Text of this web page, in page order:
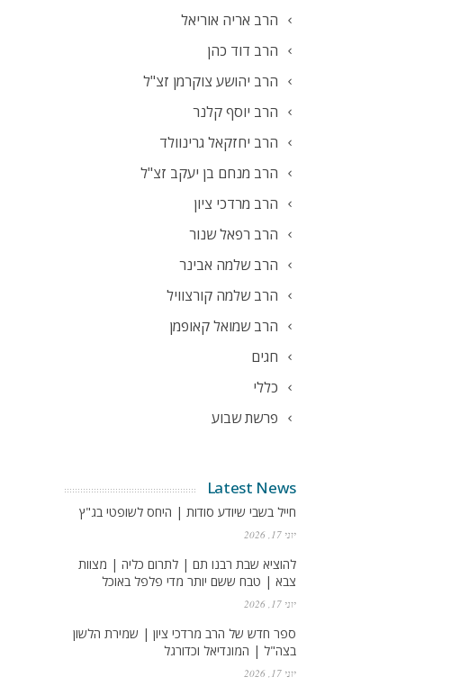
הרב אריה אוריאל
הרב דוד כהן
הרב יהושע צוקרמן זצ"ל
הרב יוסף קלנר
הרב יחזקאל גרינוולד
הרב מנחם בן יעקב זצ"ל
הרב מרדכי ציון
הרב רפאל שנור
הרב שלמה אבינר
הרב שלמה קורצוויל
הרב שמואל קאופמן
חגים
כללי
פרשת שבוע
Latest News
חייל בשבי שיודע סודות | היחס לשופטי בג"ץ
יוני 17, 2026
להוציא שבת רבנו תם | לתרום כליה | מצוות
צבא | טבח ששם יותר מדי פלפל באוכל
יוני 17, 2026
ספר חדש של הרב מרדכי ציון | שמירת הלשון
בצה"ל | המונדיאל וכדורגל
יוני 17, 2026